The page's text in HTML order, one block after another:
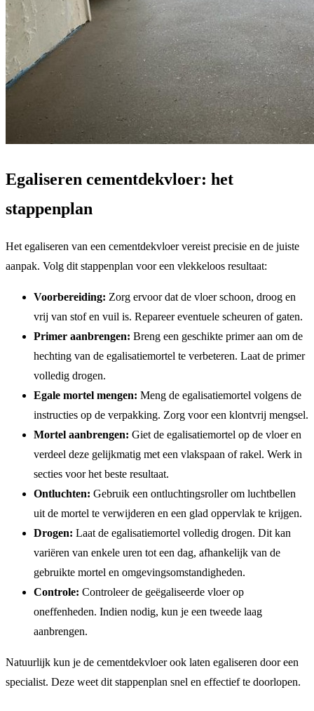
Egaliseren cementdekvloer: het
stappenplan
Het egaliseren van een cementdekvloer vereist precisie en de juiste
aanpak. Volg dit stappenplan voor een vlekkeloos resultaat:
Voorbereiding: Zorg ervoor dat de vloer schoon, droog en
vrij van stof en vuil is. Repareer eventuele scheuren of gaten.
Primer aanbrengen: Breng een geschikte primer aan om de
hechting van de egalisatiemortel te verbeteren. Laat de primer
volledig drogen.
Egale mortel mengen: Meng de egalisatiemortel volgens de
instructies op de verpakking. Zorg voor een klontvrij mengsel.
Mortel aanbrengen: Giet de egalisatiemortel op de vloer en
verdeel deze gelijkmatig met een vlakspaan of rakel. Werk in
secties voor het beste resultaat.
Ontluchten: Gebruik een ontluchtingsroller om luchtbellen
uit de mortel te verwijderen en een glad oppervlak te krijgen.
Drogen: Laat de egalisatiemortel volledig drogen. Dit kan
variëren van enkele uren tot een dag, afhankelijk van de
gebruikte mortel en omgevingsomstandigheden.
Controle: Controleer de geëgaliseerde vloer op
oneffenheden. Indien nodig, kun je een tweede laag
aanbrengen.
Natuurlijk kun je de cementdekvloer ook laten egaliseren door een
specialist. Deze weet dit stappenplan snel en effectief te doorlopen.